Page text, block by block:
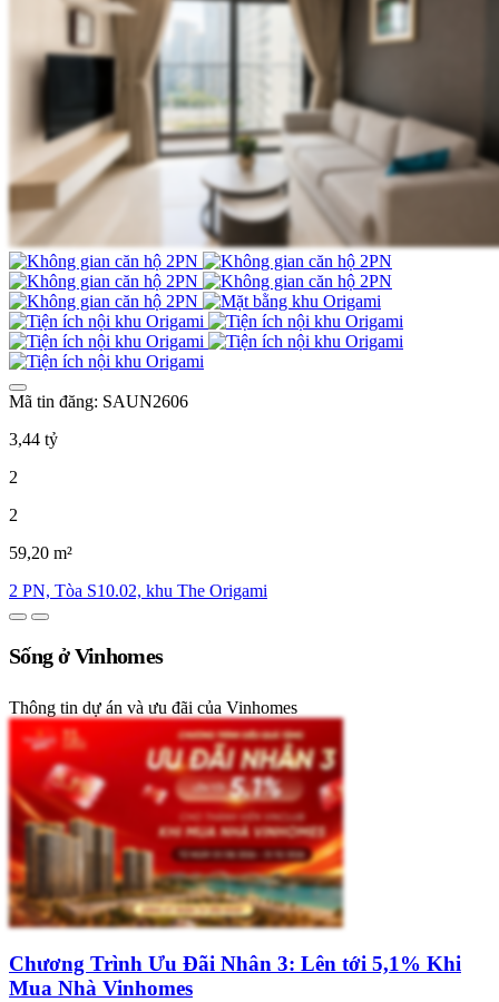
Mã tin đăng: SAUN2606
3,44 tỷ
2
2
59,20 m²
2 PN, Tòa S10.02, khu The Origami
Sống ở Vinhomes
Thông tin dự án và ưu đãi của Vinhomes
Chương Trình Ưu Đãi Nhân 3: Lên tới 5,1% Khi
Mua Nhà Vinhomes